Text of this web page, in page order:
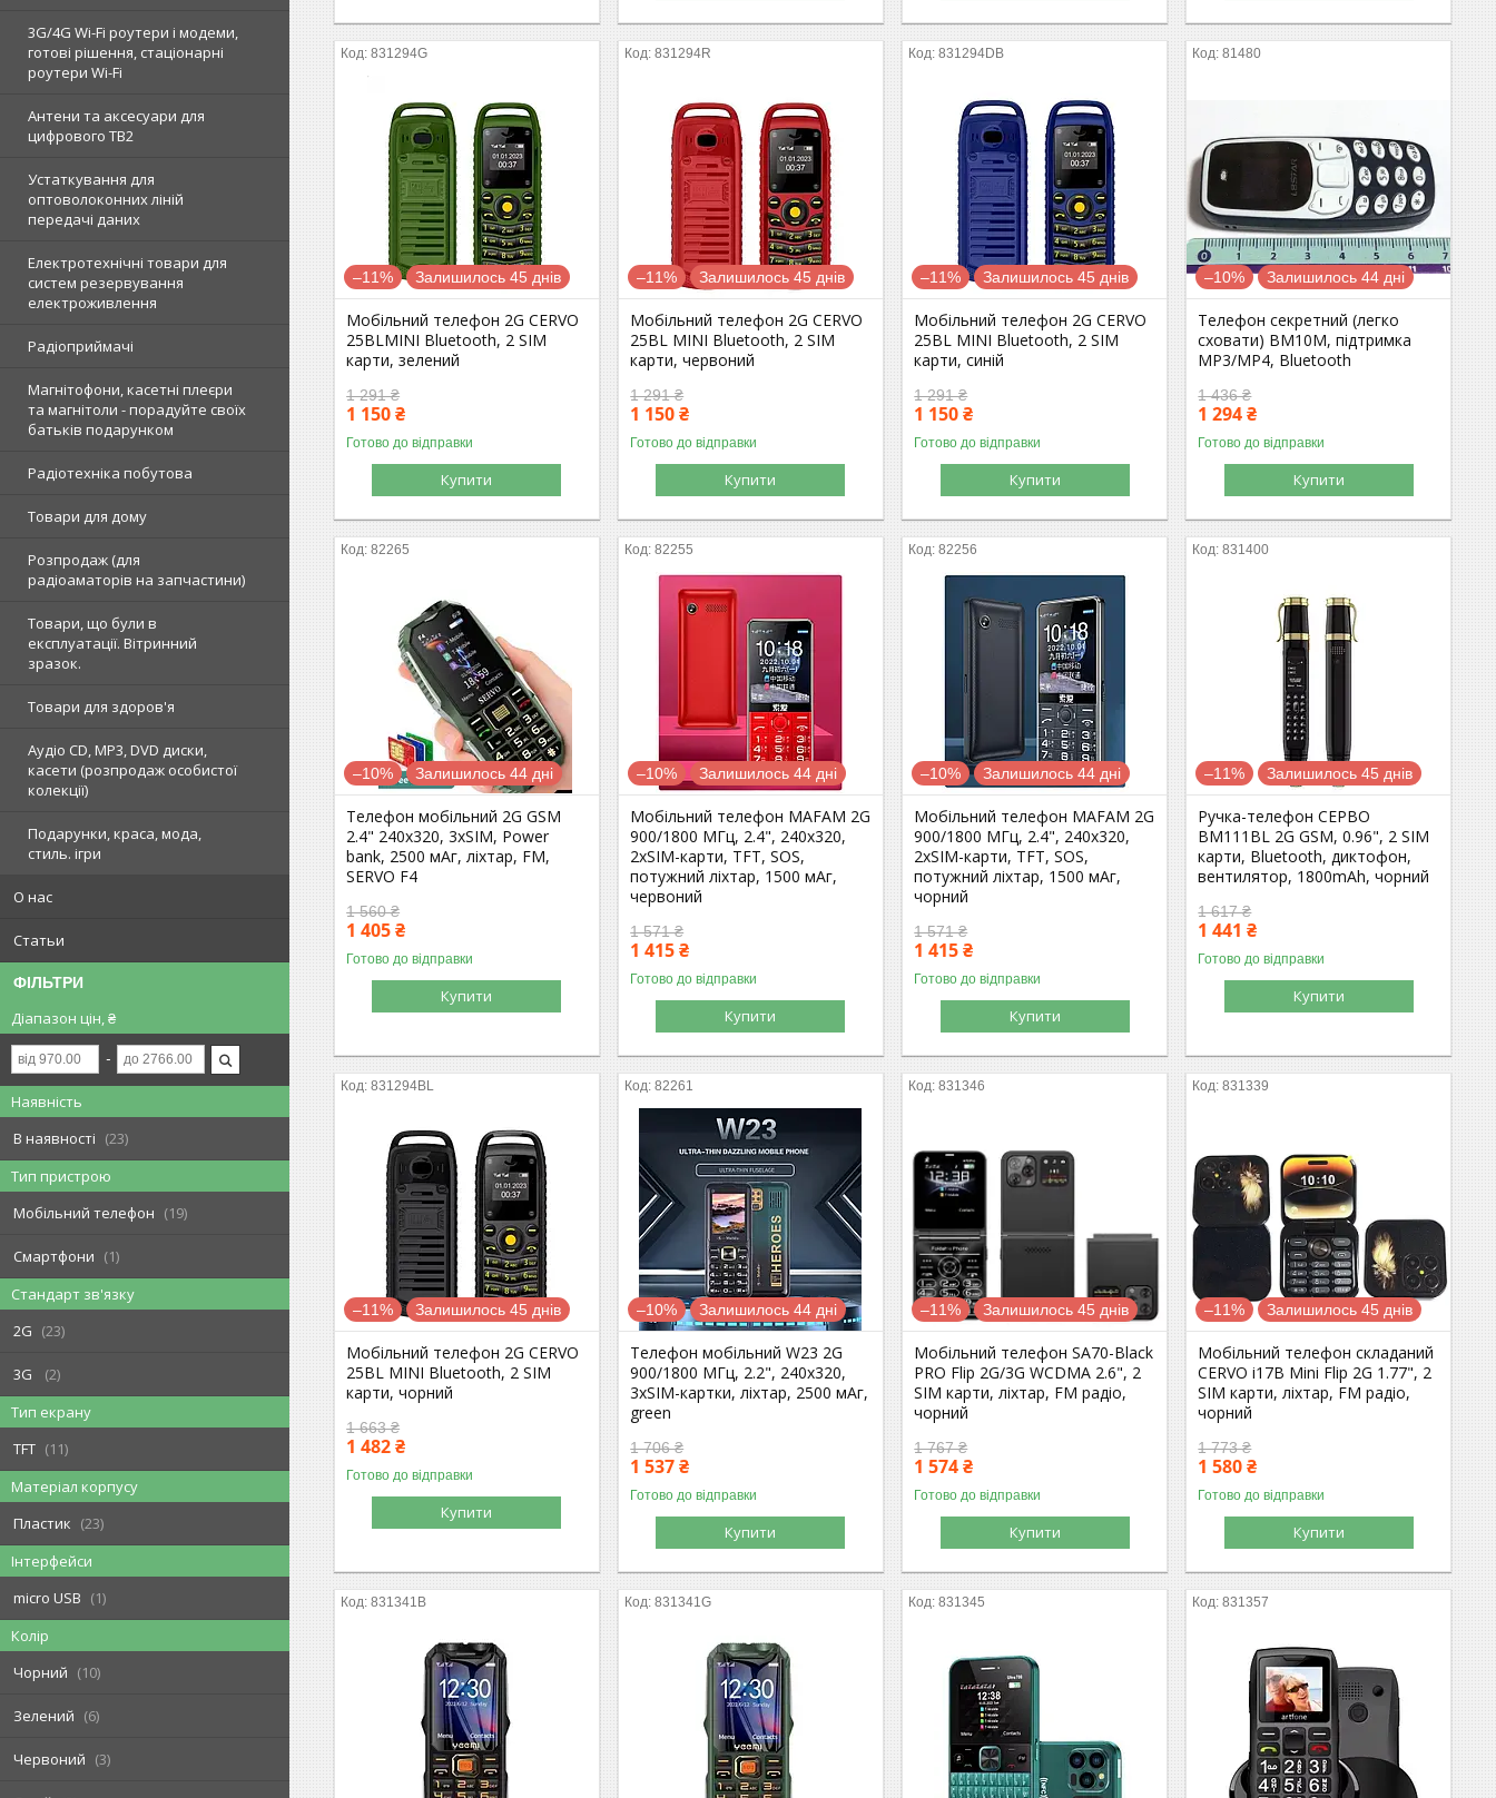
3G/4G Wi-Fi роутери і модеми,
готові рішення, стаціонарні
роутери Wi-Fi
Антени та аксесуари для
цифрового ТВ2
Устаткування для
оптоволоконних ліній
передачі даних
Електротехнічні товари для
систем резервування
електроживлення
Радіоприймачі
Магнітофони, касетні плеєри
та магнітоли - порадуйте своїх
батьків подарунком
Радіотехніка побутова
Товари для дому
Розпродаж (для
радіоаматорів на запчастини)
Товари, що були в
експлуатації. Вітринний
зразок.
Товари для здоров'я
Аудіо CD, MP3, DVD диски,
касети (розпродаж особистої
колекції)
Подарунки, краса, мода,
стиль. ігри
О нас
Статьи
ФІЛЬТРИ
Діапазон цін, ₴
Наявність
В наявності
23
Тип пристрою
Мобільний телефон
19
Смартфони
1
Стандарт зв'язку
2G
23
3G
2
Тип екрану
TFT
11
Матеріал корпусу
Пластик
23
Інтерфейси
micro USB
1
Колір
Чорний
10
Зелений 6
Червоний 3
831294G
–11% Залишилось 45 днів
Мобільний телефон 2G СERVO
25BLMINI Bluetooth, 2 SIM
карти, зелений
1 291 ₴
1 150 ₴
Готово до відправки
Купити
831294R
–11% Залишилось 45 днів
Мобільний телефон 2G СERVO
25BL MINI Bluetooth, 2 SIM
карти, червоний
1 291 ₴
1 150 ₴
Готово до відправки
Купити
831294DB
–11% Залишилось 45 днів
Мобільний телефон 2G СERVO
25BL MINI Bluetooth, 2 SIM
карти, cиній
1 291 ₴
1 150 ₴
Готово до відправки
Купити
81480
–10% Залишилось 44 дні
Телефон секретний (легко
сховати) BM10M, підтримка
MP3/MP4, Bluetooth
1 436 ₴
1 294 ₴
Готово до відправки
Купити
82265
–10% Залишилось 44 дні
Телефон мобільний 2G GSM
2.4" 240x320, 3хSIM, Power
bank, 2500 мАг, ліхтар, FM,
SERVO F4
1 560 ₴
1 405 ₴
Готово до відправки
Купити
82255
–10% Залишилось 44 дні
Мобільний телефон MAFAM 2G
900/1800 МГц, 2.4", 240х320,
2хSIM-карти, TFT, SOS,
потужний ліхтар, 1500 мАг,
червоний
1 571 ₴
1 415 ₴
Готово до відправки
Купити
82256
–10% Залишилось 44 дні
Мобільний телефон MAFAM 2G
900/1800 МГц, 2.4", 240х320,
2хSIM-карти, TFT, SOS,
потужний ліхтар, 1500 мАг,
чорний
1 571 ₴
1 415 ₴
Готово до відправки
Купити
831400
–11% Залишилось 45 днів
Ручка-телефон СЕРВО
BM111BL 2G GSM, 0.96", 2 SIM
карти, Bluetooth, диктофон,
вентилятор, 1800mAh, чорний
1 617 ₴
1 441 ₴
Готово до відправки
Купити
831294BL
–11% Залишилось 45 днів
Мобільний телефон 2G СERVO
25BL MINI Bluetooth, 2 SIM
карти, чорний
1 663 ₴
1 482 ₴
Готово до відправки
Купити
82261
–10% Залишилось 44 дні
Телефон мобільний W23 2G
900/1800 МГц, 2.2", 240х320,
3хSIM-картки, ліхтар, 2500 мАг,
green
1 706 ₴
1 537 ₴
Готово до відправки
Купити
831346
–11% Залишилось 45 днів
Мобільний телефон SA70-Black
PRO Flip 2G/3G WCDMA 2.6", 2
SIM карти, ліхтар, FM радіо,
чорний
1 767 ₴
1 574 ₴
Готово до відправки
Купити
831339
–11% Залишилось 45 днів
Мобільний телефон складаний
CERVO i17B Mini Flip 2G 1.77", 2
SIM карти, ліхтар, FM радіо,
чорний
1 773 ₴
1 580 ₴
Готово до відправки
Купити
831341B 831341G 831345 831357